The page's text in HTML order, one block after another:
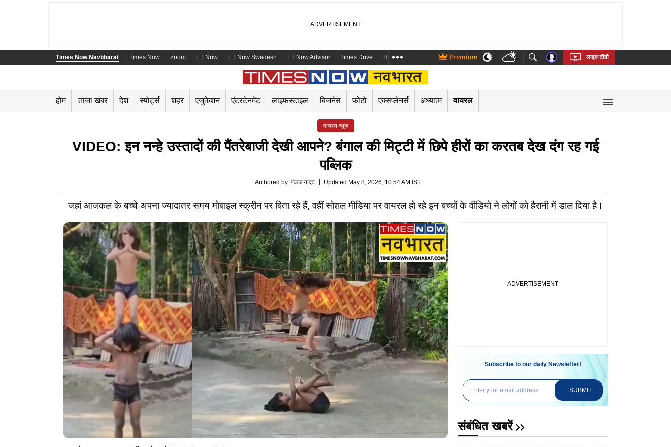
Times Now Navbharat Times Now Zoom ET Now ET Now Swadesh ET Now Advisor Times Drive Health and Me Marathi Bengali Telugu Tamil Kannada Malayalam
लाइव टीवी
होम ताजा खबर देश स्पोर्ट्स शहर एजुकेशन एंटरटेनमेंट लाइफस्टाइल बिजनेस फोटो एक्सप्लेनर्स अध्यात्म वायरल
वायरल न्यूज़
VIDEO: इन नन्हे उस्तादों की पैंतरेबाजी देखी आपने? बंगाल की मिट्टी में छिपे हीरों का करतब देख दंग रह गई
पब्लिक
Authored by: पंकज यादव Updated May 8, 2026, 10:54 AM IST
जहां आजकल के बच्चे अपना ज्यादातर समय मोबाइल स्क्रीन पर बिता रहे हैं, वहीं सोशल मीडिया पर वायरल हो रहे इन बच्चों के वीडियो ने लोगों को हैरानी में डाल दिया है।
Subscribe to our daily Newsletter!
SUBMIT
संबंधित खबरें